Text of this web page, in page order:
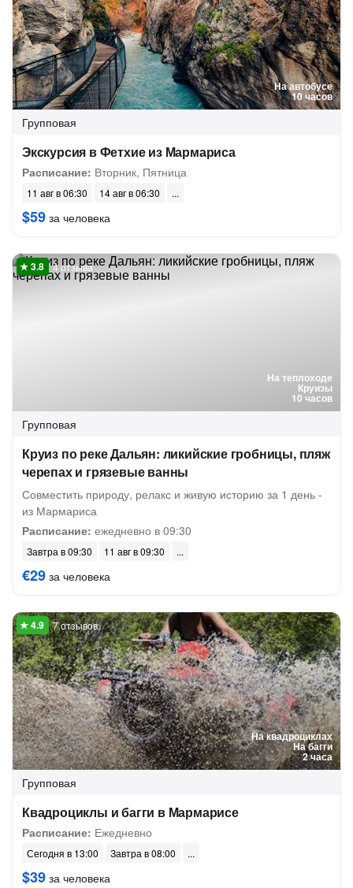
На автобусе
10 часов
Групповая
Экскурсия в Фетхие из Мармариса
Расписание: Вторник, Пятница
11 авг в 06:30 14 авг в 06:30
$59 за человека
На теплоходе
Круизы
10 часов
4 отзыва
Групповая
Круиз по реке Дальян: ликийские гробницы, пляж
черепах и грязевые ванны
Совместить природу, релакс и живую историю за 1 день -
из Мармариса
Расписание: ежедневно в 09:30
Завтра в 09:30 11 авг в 09:30
€29 за человека
На квадроциклах
На багги
2 часа
7 отзывов
Групповая
Квадроциклы и багги в Мармарисе
Расписание: Ежедневно
Сегодня в 13:00 Завтра в 08:00
$39 за человека